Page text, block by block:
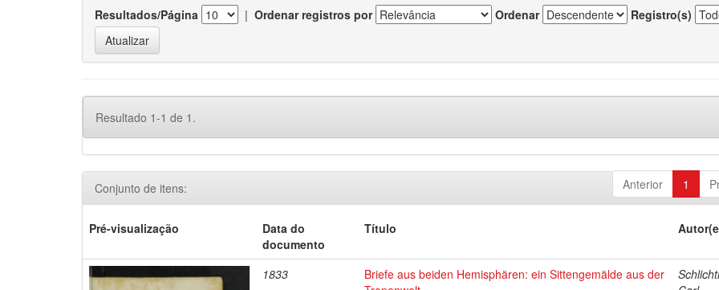
Resultados/Página | Ordenar registros por Ordenar Registro(s)
Resultado 1-1 de 1.
Anterior 1
Conjunto de itens:
Pré-visualização
Data do
documento
Título
1833
Briefe aus beiden Hemisphären: ein Sittengemälde aus der